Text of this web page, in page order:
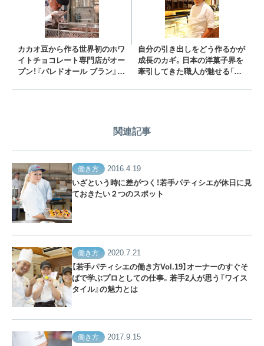
カカオ豆から作る世界初のホワ
イトチョコレート専門店がオー
プン！『パレドオール ブラン』の
自分の引き出しをどう作るかが
成長のカギ。日本の洋菓子界を
牽引してきた職人が魅せる「お
関連記事
働き方
2016.4.19
いざという時に差がつく！若手パティシエが休日に見
ておきたい２つのスポット
働き方
2020.7.21
【若手パティシエの働き方Vol.19】オーナーのすぐそ
ばで学ぶプロとしての仕事。若手2人が思う『ワイス
タイル』の魅力とは
働き方
2017.9.15